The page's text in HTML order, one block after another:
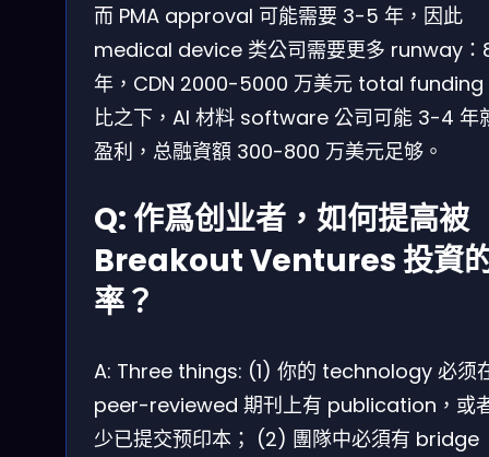
而 PMA approval 可能需要 3-5 年，因此
medical device 类公司需要更多 runway：
年，CDN 2000-5000 万美元 total funding
比之下，AI 材料 software 公司可能 3-4 年
盈利，总融資額 300-800 万美元足够。
Q: 作爲创业者，如何提高被
Breakout Ventures 投資
率？
A: Three things: (1) 你的 technology 必须
peer-reviewed 期刊上有 publication，或
少已提交预印本； (2) 團隊中必須有 bridge